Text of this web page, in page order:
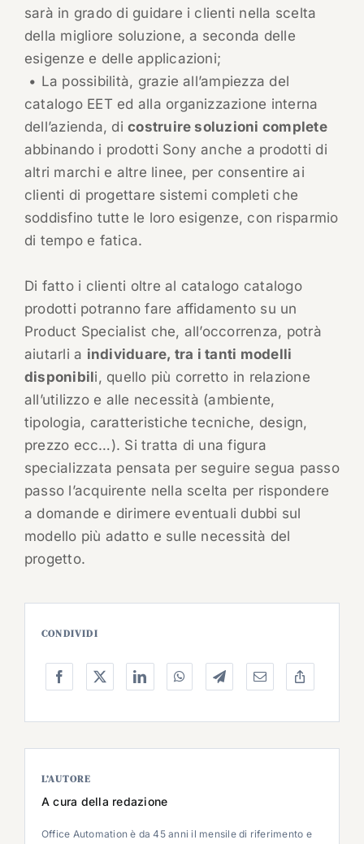
sarà in grado di guidare i clienti nella scelta
della migliore soluzione, a seconda delle
esigenze e delle applicazioni;
• La possibilità, grazie all’ampiezza del
catalogo EET ed alla organizzazione interna
dell’azienda, dicostruire soluzioni complete
abbinando i prodotti Sony anche a prodotti di
altri marchi e altre linee, per consentire ai
clienti di progettare sistemi completi che
soddisfino tutte le loro esigenze, con risparmio
di tempo e fatica.
Di fatto i clienti oltre al catalogo catalogo
prodotti potranno fare affidamento su un
Product Specialist che, all’occorrenza, potrà
aiutarli a individuare, tra i tanti modelli
disponibili, quello più corretto in relazione
all’utilizzo e alle necessità (ambiente,
tipologia, caratteristiche tecniche, design,
prezzo ecc…). Si tratta di una figura
specializzata pensata per seguire segua passo
passo l’acquirente nella scelta per rispondere
a domande e dirimere eventuali dubbi sul
modello più adatto e sulle necessità del
progetto.
CONDIVIDI
L’AUTORE
A cura della redazione
Office Automation è da 45 anni il mensile di riferimento e